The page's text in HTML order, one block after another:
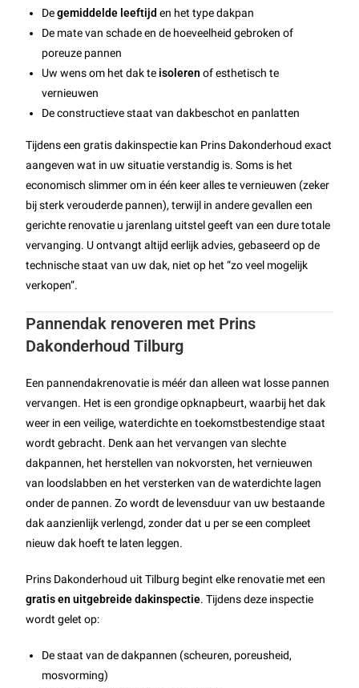
Degemiddelde leeftijd en het type dakpan
De mate van schade en de hoeveelheid gebroken of
poreuze pannen
Uw wens om het dak teisoleren of esthetisch te
vernieuwen
De constructieve staat van dakbeschot en panlatten
Tijdens een gratis dakinspectie kan Prins Dakonderhoud exact
aangeven wat in uw situatie verstandig is. Soms is het
economisch slimmer om in één keer alles te vernieuwen (zeker
bij sterk verouderde pannen), terwijl in andere gevallen een
gerichte renovatie u jarenlang uitstel geeft van een dure totale
vervanging. U ontvangt altijd eerlijk advies, gebaseerd op de
technische staat van uw dak, niet op het “zo veel mogelijk
verkopen”.
Pannendak renoveren met Prins
Dakonderhoud Tilburg
Een pannendakrenovatie is méér dan alleen wat losse pannen
vervangen. Het is een grondige opknapbeurt, waarbij het dak
weer in een veilige, waterdichte en toekomstbestendige staat
wordt gebracht. Denk aan het vervangen van slechte
dakpannen, het herstellen van nokvorsten, het vernieuwen
van loodslabben en het versterken van de waterdichte lagen
onder de pannen. Zo wordt de levensduur van uw bestaande
dak aanzienlijk verlengd, zonder dat u per se een compleet
nieuw dak hoeft te laten leggen.
Prins Dakonderhoud uit Tilburg begint elke renovatie met een
gratis en uitgebreide dakinspectie. Tijdens deze inspectie
wordt gelet op:
De staat van de dakpannen (scheuren, poreusheid,
mosvorming)